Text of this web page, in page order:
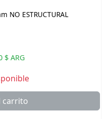
NO ESTRUCTURAL
$ ARG
carrito